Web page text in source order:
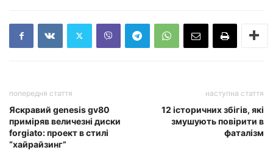
попередня стаття
Яскравий genesis gv80
приміряв величезні диски
forgiato: проект в стилі
“хайрайзинг”
наступна стаття
12 історичних збігів, які
змушують повірити в
фаталізм